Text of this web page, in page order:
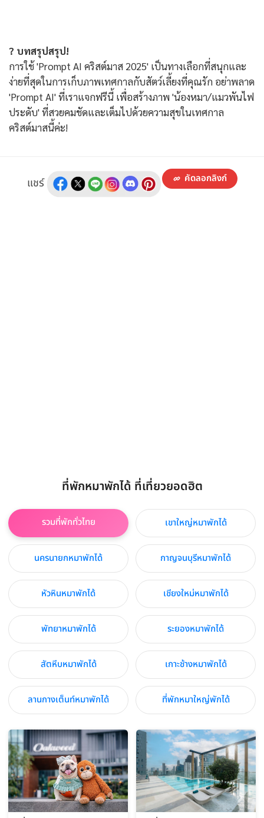
? บทสรุปสรุป!
การใช้ 'Prompt AI คริสต์มาส 2025' เป็นทางเลือกที่สนุกและ
ง่ายที่สุดในการเก็บภาพเทศกาลกับสัตว์เลี้ยงที่คุณรัก อย่าพลาด
'Prompt AI' ที่เราแจกฟรีนี้ เพื่อสร้างภาพ 'น้องหมา/แมวพันไฟ
ประดับ' ที่สวยคมชัดและเต็มไปด้วยความสุขในเทศกาล
คริสต์มาสนี้ค่ะ!
แชร์ คัดลอกลิงก์
ที่พักหมาพักได้ ที่เที่ยวยอดฮิต
รวมที่พักทั่วไทย เขาใหญ่หมาพักได้
นครนายกหมาพักได้ กาญจนบุรีหมาพักได้
หัวหินหมาพักได้ เชียงใหม่หมาพักได้
พัทยาหมาพักได้ ระยองหมาพักได้
สัตหีบหมาพักได้ เกาะช้างหมาพักได้
ลานกางเต็นท์หมาพักได้ ที่พักหมาใหญ่พักได้